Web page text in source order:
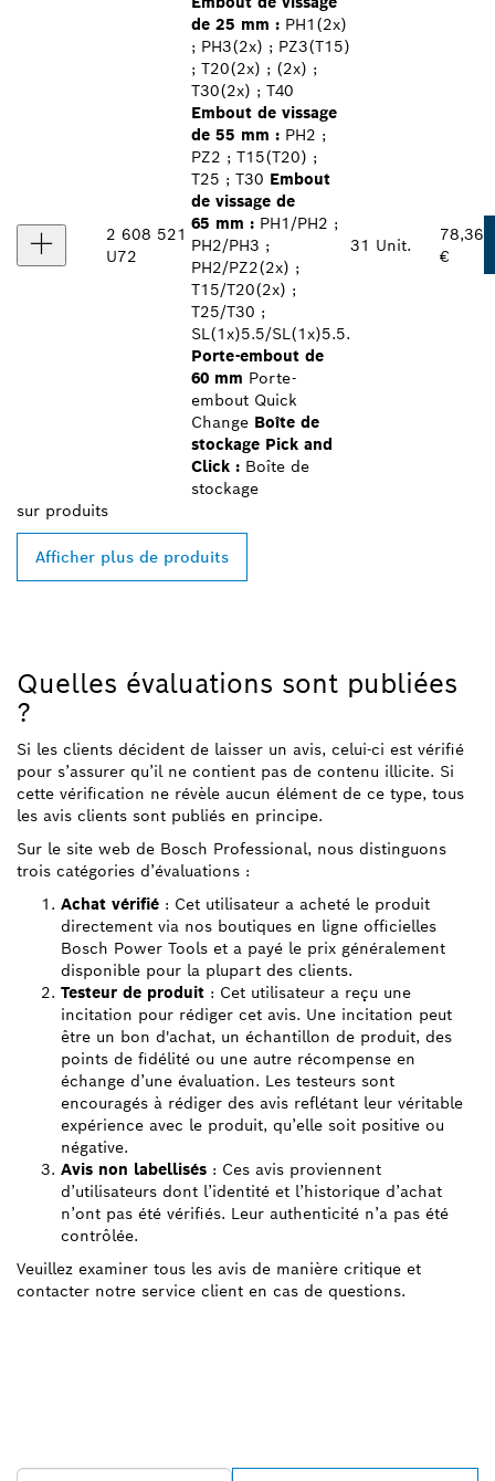
2 608 521
U72
de 25 mm : PH1(2x)
; PH3(2x) ; PZ3(T15)
; T20(2x) ; (2x) ;
T30(2x) ; T40
Embout de vissage
de 55 mm : PH2 ;
PZ2 ; T15(T20) ;
T25 ; T30 Embout
de vissage de
65 mm : PH1/PH2 ;
PH2/PH3 ;
PH2/PZ2(2x) ;
T15/T20(2x) ;
T25/T30 ;
SL(1x)5.5/SL(1x)5.5.
Porte-embout de
60 mm Porte-
embout Quick
Change Boîte de
stockage Pick and
Click : Boîte de
stockage
31 Unit.
78,36
€
sur produits
Afficher plus de produits
Quelles évaluations sont publiées
?
Si les clients décident de laisser un avis, celui-ci est vérifié
pour s’assurer qu’il ne contient pas de contenu illicite. Si
cette vérification ne révèle aucun élément de ce type, tous
les avis clients sont publiés en principe.
Sur le site web de Bosch Professional, nous distinguons
trois catégories d’évaluations :
Achat vérifié : Cet utilisateur a acheté le produit
directement via nos boutiques en ligne officielles
Bosch Power Tools et a payé le prix généralement
disponible pour la plupart des clients.
Testeur de produit : Cet utilisateur a reçu une
incitation pour rédiger cet avis. Une incitation peut
être un bon d'achat, un échantillon de produit, des
points de fidélité ou une autre récompense en
échange d’une évaluation. Les testeurs sont
encouragés à rédiger des avis reflétant leur véritable
expérience avec le produit, qu’elle soit positive ou
négative.
Avis non labellisés : Ces avis proviennent
d’utilisateurs dont l’identité et l’historique d’achat
n’ont pas été vérifiés. Leur authenticité n’a pas été
contrôlée.
Veuillez examiner tous les avis de manière critique et
contacter notre service client en cas de questions.